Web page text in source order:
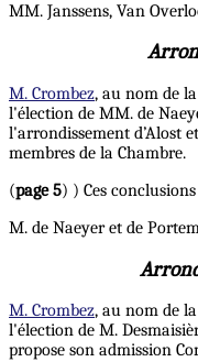
MM. Janssens, Van
M. Crombez, au nom de
l'élection de MM. de
l'arrondissement d’Alost
membres de la Chambre.
(page 5) ) Ces
M. de Naeyer et de
M. Crombez, au nom de
l'élection de M.
propose son admission